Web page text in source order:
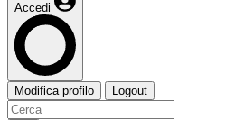
Accedi
Modifica profilo Logout